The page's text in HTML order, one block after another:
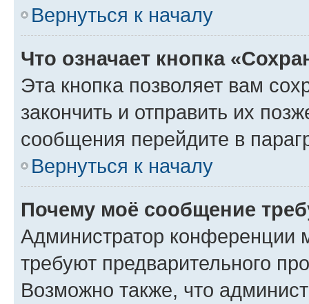
Вернуться к началу
Что означает кнопка
Эта кнопка позволяет вам
закончить и отправить их
сообщения перейдите в
Вернуться к началу
Почему моё сообщение
Администратор конференции
требуют предварительного
Возможно также, что